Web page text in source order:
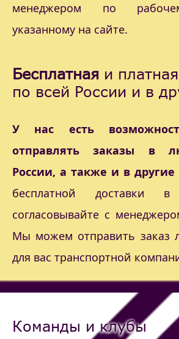
менеджером по
указанному на сайте.
Бесплатная и
по всей России и в
У нас есть
отправлять заказы в
России, а также и в другие
бесплатной доставки
согласовывайте с
Мы можем отправить заказ
для вас транспортной
Команды и клубы